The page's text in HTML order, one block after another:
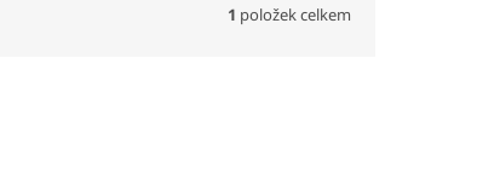
1 položek celkem